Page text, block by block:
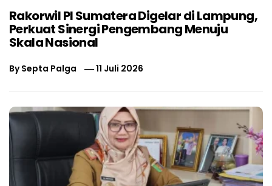
Rakorwil PI Sumatera Digelar di Lampung,
Perkuat Sinergi Pengembang Menuju
Skala Nasional
BySepta Palga 11 Juli 2026